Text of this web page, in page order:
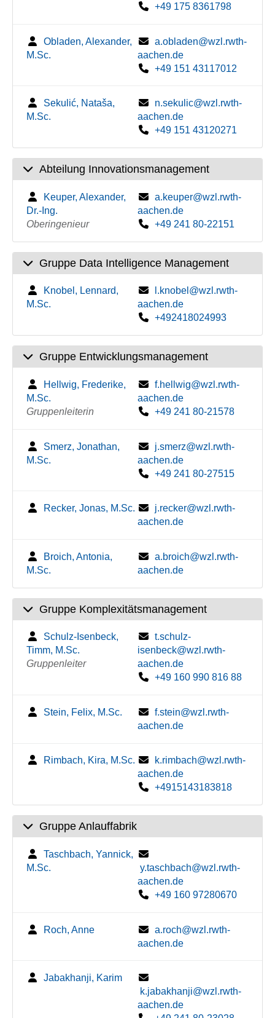
+49 175 8361798
Obladen, Alexander,
M.Sc.
a.obladen@wzl.rwth-
aachen.de
+49 151 43117012
Sekulić, Nataša,
M.Sc.
n.sekulic@wzl.rwth-
aachen.de
+49 151 43120271
Abteilung Innovationsmanagement
Keuper, Alexander,
Dr.-Ing.
Oberingenieur
a.keuper@wzl.rwth-
aachen.de
+49 241 80-22151
Gruppe Data Intelligence Management
Knobel, Lennard,
M.Sc.
l.knobel@wzl.rwth-
aachen.de
+492418024993
Gruppe Entwicklungsmanagement
Hellwig, Frederike,
M.Sc.
Gruppenleiterin
f.hellwig@wzl.rwth-
aachen.de
+49 241 80-21578
Smerz, Jonathan,
M.Sc.
j.smerz@wzl.rwth-
aachen.de
+49 241 80-27515
Recker, Jonas, M.Sc.
j.recker@wzl.rwth-
aachen.de
Broich, Antonia,
M.Sc.
a.broich@wzl.rwth-
aachen.de
Gruppe Komplexitätsmanagement
Schulz-Isenbeck,
Timm, M.Sc.
Gruppenleiter
t.schulz-
isenbeck@wzl.rwth-
aachen.de
+49 160 990 816 88
Stein, Felix, M.Sc.
f.stein@wzl.rwth-
aachen.de
Rimbach, Kira, M.Sc.
k.rimbach@wzl.rwth-
aachen.de
+4915143183818
Gruppe Anlauffabrik
Taschbach, Yannick,
M.Sc.
y.taschbach@wzl.rwth-
aachen.de
+49 160 97280670
Roch, Anne
a.roch@wzl.rwth-
aachen.de
Jabakhanji, Karim
k.jabakhanji@wzl.rwth-
aachen.de